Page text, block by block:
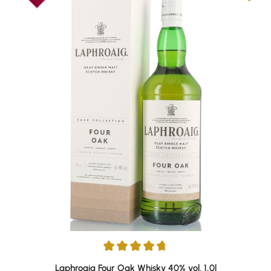
Durchschnittliche Bewertung von 4.76 von 5 Sternen
Laphroaig Four Oak Whisky 40% vol. 1,0l